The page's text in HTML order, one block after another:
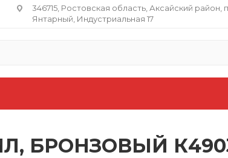
346715, Ростовская область​, Аксайский район,
Янтарный, Индустриальная 17
БРОНЗОВЫЙ